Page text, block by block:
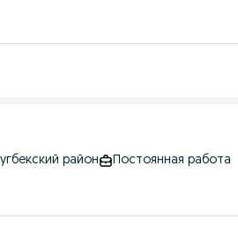
район
Постоянная работа